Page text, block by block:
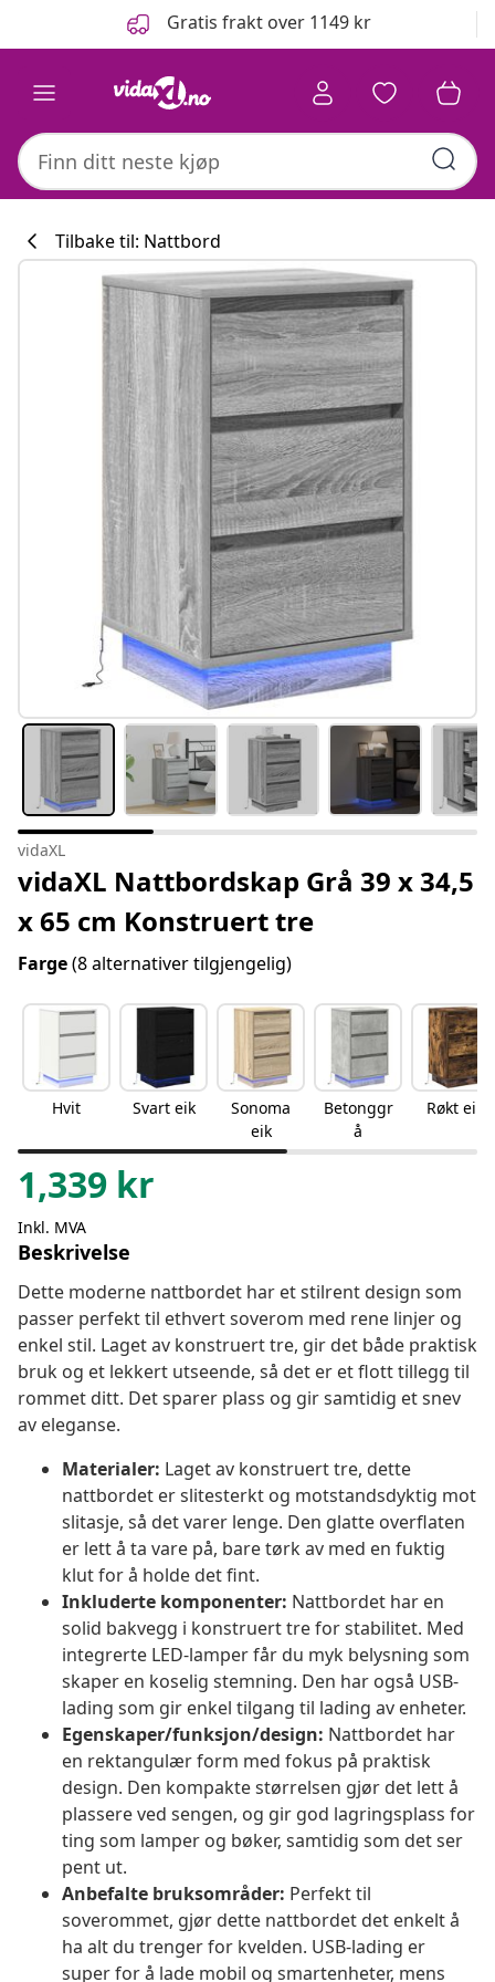
Gratis frakt over 1149 kr
Tilbake til: Nattbord
vidaXL
vidaXL Nattbordskap Grå 39 x 34,5
x 65 cm Konstruert tre
Farge(8 alternativer tilgjengelig)
Hvit Svart eik
Sonoma
eik
Betonggr
å
Røkt eik
1,339 kr
Inkl. MVA
Beskrivelse
Dette moderne nattbordet har et stilrent design som
passer perfekt til ethvert soverom med rene linjer og
enkel stil. Laget av konstruert tre, gir det både praktisk
bruk og et lekkert utseende, så det er et flott tillegg til
rommet ditt. Det sparer plass og gir samtidig et snev
av eleganse.
Materialer: Laget av konstruert tre, dette
nattbordet er slitesterkt og motstandsdyktig mot
slitasje, så det varer lenge. Den glatte overflaten
er lett å ta vare på, bare tørk av med en fuktig
klut for å holde det fint.
Inkluderte komponenter: Nattbordet har en
solid bakvegg i konstruert tre for stabilitet. Med
integrerte LED-lamper får du myk belysning som
skaper en koselig stemning. Den har også USB-
lading som gir enkel tilgang til lading av enheter.
Egenskaper/funksjon/design: Nattbordet har
en rektangulær form med fokus på praktisk
design. Den kompakte størrelsen gjør det lett å
plassere ved sengen, og gir god lagringsplass for
ting som lamper og bøker, samtidig som det ser
pent ut.
Anbefalte bruksområder: Perfekt til
soverommet, gjør dette nattbordet det enkelt å
ha alt du trenger for kvelden. USB-lading er
super for å lade mobil og smartenheter, mens